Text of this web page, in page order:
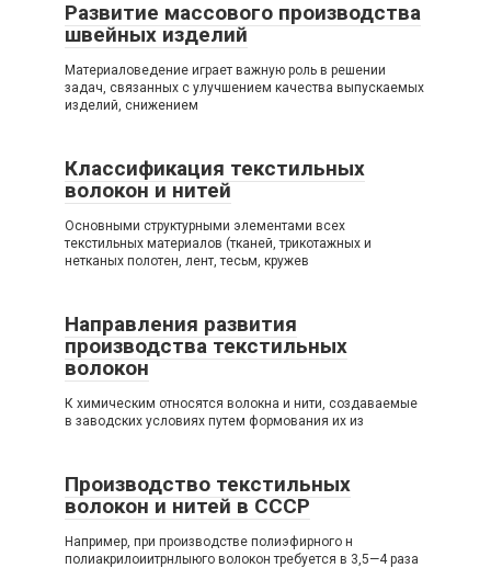
Развитие массового производства
швейных изделий
Материаловедение играет важную роль в решении
задач, связанных с улучшением качества выпускаемых
изделий, снижением
Классификация текстильных
волокон и нитей
Основными структурными элементами всех
текстильных материалов (тканей, трикотажных и
нетканых полотен, лент, тесьм, кружев
Направления развития
производства текстильных
волокон
К химическим относятся волокна и нити, создаваемые
в заводских условиях путем формования их из
Производство текстильных
волокон и нитей в СССР
Например, при производстве полиэфирного н
полиакрилоиитрнлыюго волокон требуется в 3,5—4 раза